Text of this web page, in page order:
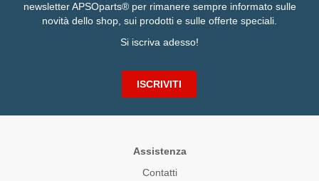
newsletter APSOparts® per rimanere sempre informato sulle
novità dello shop, sui prodotti e sulle offerte speciali.
Si iscriva adesso!
ISCRIVITI
Assistenza
Contatti